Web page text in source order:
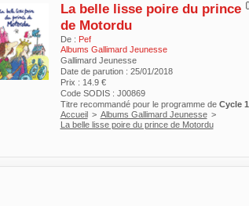
La belle lisse poire du prince
de Motordu
De : Pef
Albums Gallimard Jeunesse
Gallimard Jeunesse
Date de parution : 25/01/2018
Prix : 14.9 €
Code SODIS : J00869
Titre recommandé pour le programme de Cycle 1
Accueil > Albums Gallimard Jeunesse >
La belle lisse poire du prince de Motordu